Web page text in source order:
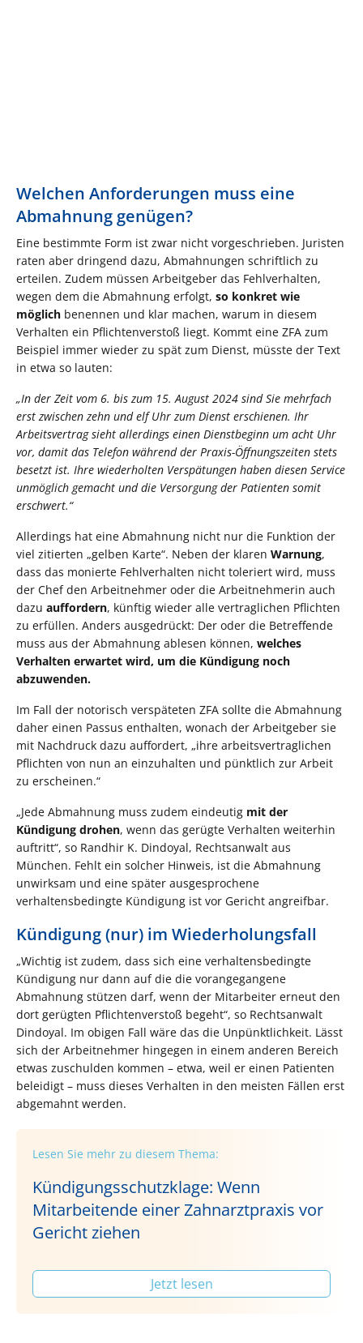
Welchen Anforderungen muss eine
Abmahnung genügen?
Eine bestimmte Form ist zwar nicht vorgeschrieben. Juristen
raten aber dringend dazu, Abmahnungen schriftlich zu
erteilen. Zudem müssen Arbeitgeber das Fehlverhalten,
wegen dem die Abmahnung erfolgt, so konkret wie
möglich benennen und klar machen, warum in diesem
Verhalten ein Pflichtenverstoß liegt. Kommt eine ZFA zum
Beispiel immer wieder zu spät zum Dienst, müsste der Text
in etwa so lauten:
„In der Zeit vom 6. bis zum 15. August 2024 sind Sie mehrfach
erst zwischen zehn und elf Uhr zum Dienst erschienen. Ihr
Arbeitsvertrag sieht allerdings einen Dienstbeginn um acht Uhr
vor, damit das Telefon während der Praxis-Öffnungszeiten stets
besetzt ist. Ihre wiederholten Verspätungen haben diesen Service
unmöglich gemacht und die Versorgung der Patienten somit
erschwert.“
Allerdings hat eine Abmahnung nicht nur die Funktion der
viel zitierten „gelben Karte“. Neben der klaren Warnung,
dass das monierte Fehlverhalten nicht toleriert wird, muss
der Chef den Arbeitnehmer oder die Arbeitnehmerin auch
dazu auffordern, künftig wieder alle vertraglichen Pflichten
zu erfüllen. Anders ausgedrückt: Der oder die Betreffende
muss aus der Abmahnung ablesen können, welches
Verhalten erwartet wird, um die Kündigung noch
abzuwenden.
Im Fall der notorisch verspäteten ZFA sollte die Abmahnung
daher einen Passus enthalten, wonach der Arbeitgeber sie
mit Nachdruck dazu auffordert, „ihre arbeitsvertraglichen
Pflichten von nun an einzuhalten und pünktlich zur Arbeit
zu erscheinen.“
„Jede Abmahnung muss zudem eindeutig mit der
Kündigung drohen, wenn das gerügte Verhalten weiterhin
auftritt“, so Randhir K. Dindoyal, Rechtsanwalt aus
München. Fehlt ein solcher Hinweis, ist die Abmahnung
unwirksam und eine später ausgesprochene
verhaltensbedingte Kündigung ist vor Gericht angreifbar.
Kündigung (nur) im Wiederholungsfall
„Wichtig ist zudem, dass sich eine verhaltensbedingte
Kündigung nur dann auf die die vorangegangene
Abmahnung stützen darf, wenn der Mitarbeiter erneut den
dort gerügten Pflichtenverstoß begeht“, so Rechtsanwalt
Dindoyal. Im obigen Fall wäre das die Unpünktlichkeit. Lässt
sich der Arbeitnehmer hingegen in einem anderen Bereich
etwas zuschulden kommen – etwa, weil er einen Patienten
beleidigt – muss dieses Verhalten in den meisten Fällen erst
abgemahnt werden.
Lesen Sie mehr zu diesem Thema:
Kündigungsschutzklage: Wenn
Mitarbeitende einer Zahnarztpraxis vor
Gericht ziehen
Jetzt lesen